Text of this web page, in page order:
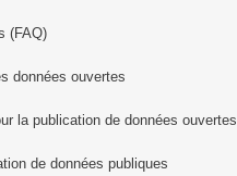
(FAQ)
données ouvertes
la publication de données ouvertes
de données publiques